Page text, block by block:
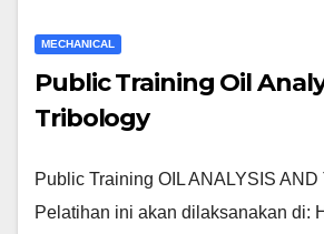
MECHANICAL
Public Training Oil
Tribology
Public Training OIL ANALYSIS AND
Pelatihan ini akan dilaksanakan di: